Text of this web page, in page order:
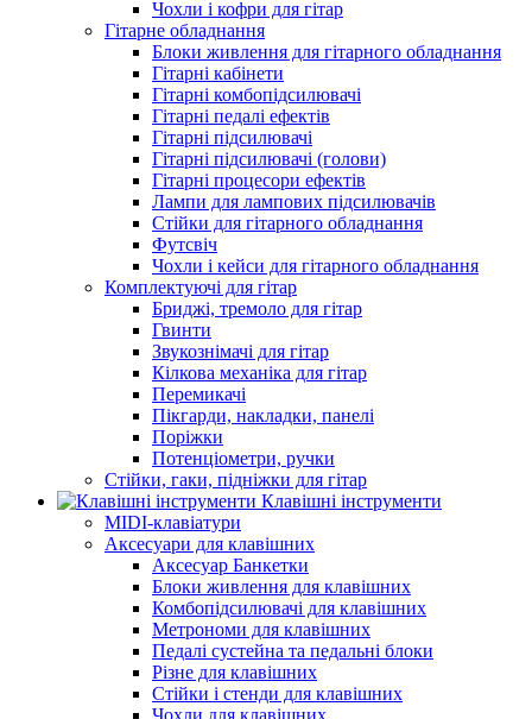
Чохли і кофри для гітар
Гітарне обладнання
Блоки живлення для гітарного обладнання
Гітарні кабінети
Гітарні комбопідсилювачі
Гітарні педалі ефектів
Гітарні підсилювачі
Гітарні підсилювачі (голови)
Гітарні процесори ефектів
Лампи для лампових підсилювачів
Стійки для гітарного обладнання
Футсвіч
Чохли і кейси для гітарного обладнання
Комплектуючі для гітар
Бриджі, тремоло для гітар
Гвинти
Звукознімачі для гітар
Кілкова механіка для гітар
Перемикачі
Пікгарди, накладки, панелі
Поріжки
Потенціометри, ручки
Стійки, гаки, підніжки для гітар
Клавішні інструменти
MIDI-клавіатури
Аксесуари для клавішних
Аксесуар Банкетки
Блоки живлення для клавішних
Комбопідсилювачі для клавішних
Метрономи для клавішних
Педалі сустейна та педальні блоки
Різне для клавішних
Стійки і стенди для клавішних
Чохли для клавішних